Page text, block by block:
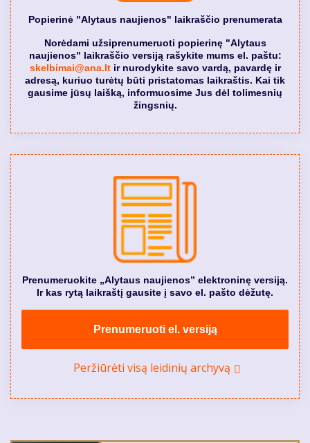
Popierinė "Alytaus naujienos" laikraščio prenumerata
Norėdami užsiprenumeruoti popierinę "Alytaus
naujienos" laikraščio versiją rašykite mums el. paštu:
skelbimai@ana.ltir nurodykite savo vardą, pavardę ir
adresą, kuriuo turėtų būti pristatomas laikraštis. Kai tik
gausime jūsų laišką, informuosime Jus dėl tolimesnių
žingsnių.
Prenumeruokite „Alytaus naujienos” elektroninę versiją.
Ir kas rytą laikraštį gausite į savo el. pašto dėžutę.
Prenumeruoti el. versiją
Peržiūrėti visą leidinių archyvą